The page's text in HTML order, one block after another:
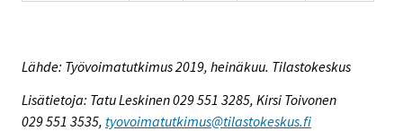
Lähde: Työvoimatutkimus 2019, heinäkuu. Tilastokeskus
Lisätietoja: Tatu Leskinen 029 551 3285, Kirsi Toivonen
029 551 3535, tyovoimatutkimus@tilastokeskus.fi